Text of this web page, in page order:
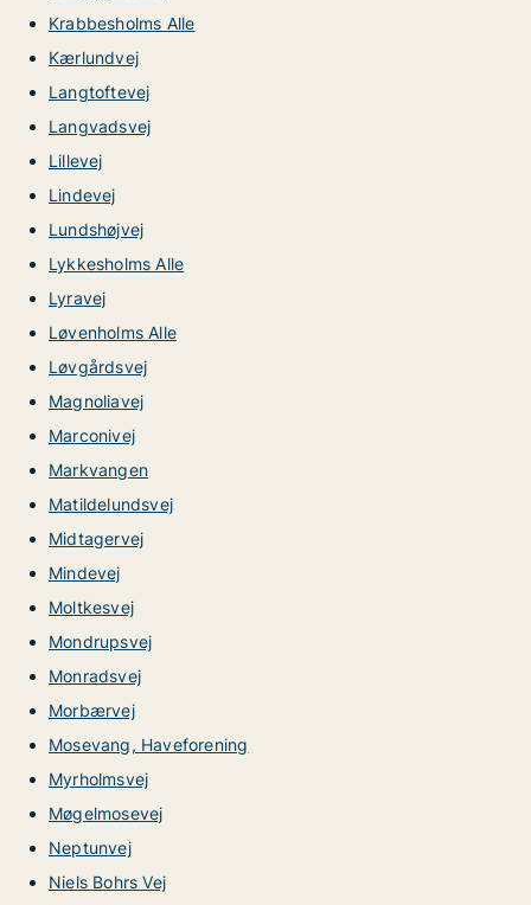
Krabbesholms Alle
Kærlundvej
Langtoftevej
Langvadsvej
Lillevej
Lindevej
Lundshøjvej
Lykkesholms Alle
Lyravej
Løvenholms Alle
Løvgårdsvej
Magnoliavej
Marconivej
Markvangen
Matildelundsvej
Midtagervej
Mindevej
Moltkesvej
Mondrupsvej
Monradsvej
Morbærvej
Mosevang, Haveforening
Myrholmsvej
Møgelmosevej
Neptunvej
Niels Bohrs Vej